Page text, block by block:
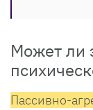
Может ли
Пассивно-